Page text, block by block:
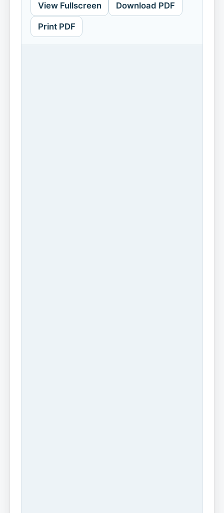
View Fullscreen Download PDF
Print PDF